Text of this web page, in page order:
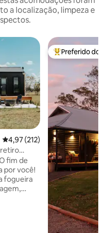
a localização, limpeza e
4,97 de uma avaliação média de
4,97 (212)
retiro
fim de
por você!
fogueira
Entre os
Preferido dos